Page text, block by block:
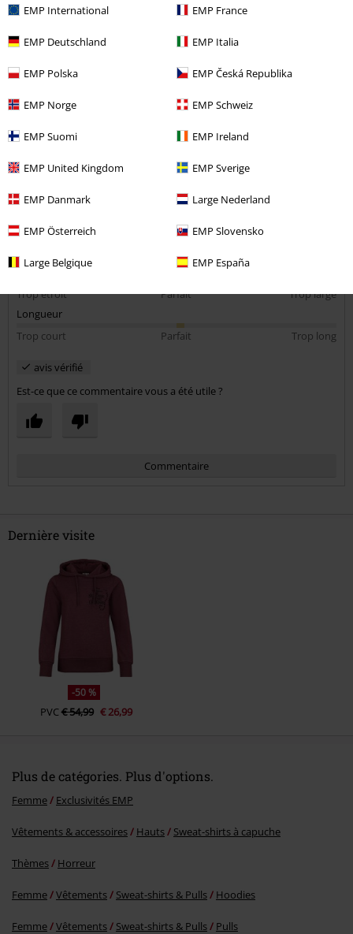
EMP International EMP France
EMP Deutschland EMP Italia
EMP Polska EMP Česká Republika
EMP Norge EMP Schweiz
EMP Suomi EMP Ireland
EMP United Kingdom EMP Sverige
EMP Danmark Large Nederland
EMP Österreich EMP Slovensko
Large Belgique EMP España
1 Commentaire
Taille achetée: XL
Super
Très bonne haut mais taille un peu petit. J’aurais du prendre une
taille au dessus pour être plus comfortable.
Qualité
Largeur
Trop étroit
Parfait
Trop large
Longueur
Trop court
Parfait Trop long
avis vérifié
Est-ce que ce commentaire vous a été utile ?
Commentaire
Envoyer le commentaire
Dernière visite
-50 %
PVC€ 54,99 € 26,99
Plus de catégories. Plus d'options.
Femme Exclusivités EMP
Vêtements & accessoires Hauts Sweat-shirts à capuche
Thèmes Horreur
Femme Vêtements Sweat-shirts & Pulls Hoodies
Femme Vêtements Sweat-shirts & Pulls Pulls